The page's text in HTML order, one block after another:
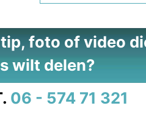
foto of video
wilt delen?
06 - 574 71 321